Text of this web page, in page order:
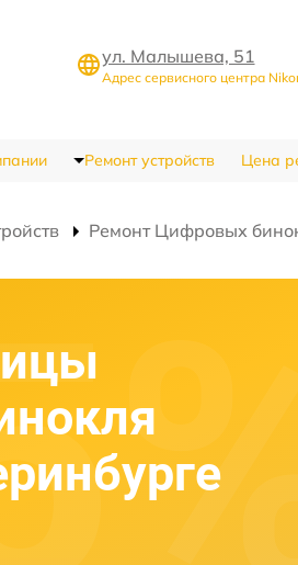
ул. Малышева, 51
Адрес сервисного центра
Ремонт устройств Цена
Ремонт Цифровых